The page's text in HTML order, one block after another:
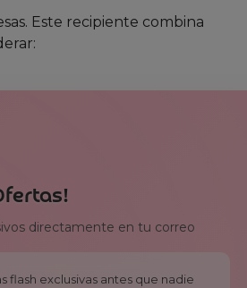
Este recipiente combina
directamente en tu correo
flash exclusivas antes que nadie